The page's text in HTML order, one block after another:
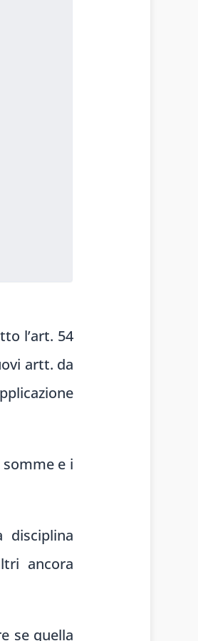
l’art. 54
artt. da
e i
disciplina
ancora
se quella